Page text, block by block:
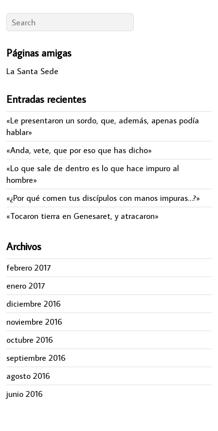
Páginas amigas
La Santa Sede
Entradas recientes
«Le presentaron un sordo, que, además, apenas podía
hablar»
«Anda, vete, que por eso que has dicho»
«Lo que sale de dentro es lo que hace impuro al
hombre»
«¿Por qué comen tus discípulos con manos impuras…?»
«Tocaron tierra en Genesaret, y atracaron»
Archivos
febrero 2017
enero 2017
diciembre 2016
noviembre 2016
octubre 2016
septiembre 2016
agosto 2016
junio 2016